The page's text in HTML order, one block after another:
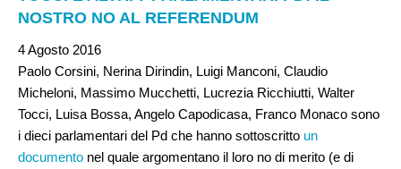
NOSTRO NO AL REFERENDUM
4 Agosto 2016
Paolo Corsini, Nerina Dirindin, Luigi Manconi, Claudio
Micheloni, Massimo Mucchetti, Lucrezia Ricchiutti, Walter
Tocci, Luisa Bossa, Angelo Capodicasa, Franco Monaco sono
i dieci parlamentari del Pd che hanno sottoscritto un
documento nel quale argomentano il loro no di merito (e di